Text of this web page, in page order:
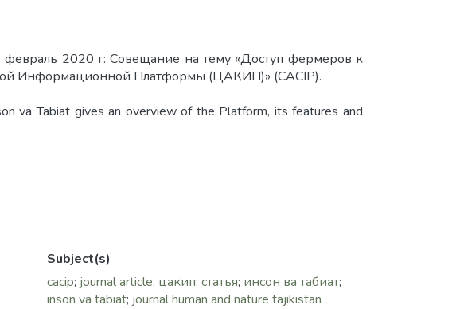
2020 г: Совещание на тему «Доступ фермеров к
Информационной Платформы (ЦАКИП)» (CACIP).
va Tabiat gives an overview of the Platform, its features and
Subject(s)
cacip; journal article; цакип; статья; инсон ва табиат;
inson va tabiat; journal human and nature tajikistan